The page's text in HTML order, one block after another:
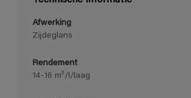
Afwerking
Zijdeglans
Rendement
14-16 m²/l/laag